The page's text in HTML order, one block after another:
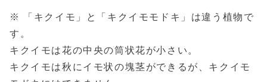
※ 「キクイモ」と「キクイモモドキ」は違う植物で
す。
キクイモは花の中央の筒状花が小さい。
キクイモは秋にイモ状の塊茎ができるが、キクイモ